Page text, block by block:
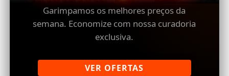
Garimpamos os melhores preços da
semana. Economize com nossa curadoria
exclusiva.
VER OFERTAS